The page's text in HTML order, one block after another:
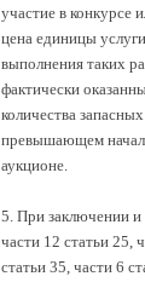
участие в конкурсе
цена единицы
выполнения таких
фактически
количества
превышающем
аукционе.
5. При заключении и
части 12 статьи 25,
статьи 35, части 6